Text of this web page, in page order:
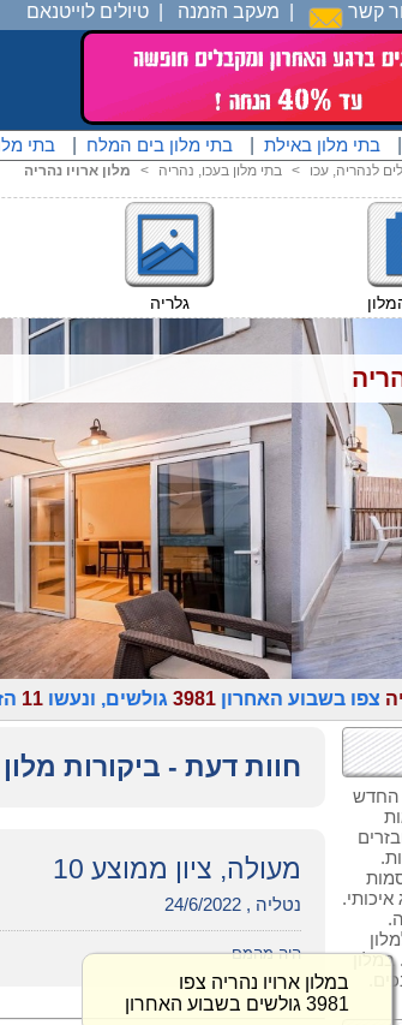
טיולים לוייטנאם| מעקב הזמנה קשר
בתי בתי מלון בים המלח בתי מלון באילת
מלון ארויו נהריה < בתי מלון בעכו, נהריה < לנהריה, עכו
גלריה
צפו בשבוע האחרון3981 גולשים, ונעשו11
חוות דעת - ביקורות מלון
מעולה, ציון ממוצע 10
נטליה , 24/6/2022
היה מהמם
החדש
ומאובזרים
במלון ארויו נהריה צפו
3981 גולשים בשבוע האחרון